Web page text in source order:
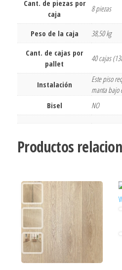
Cant. de piezas por
caja
8 piezas
Peso de la caja
38,50 kg
Cant. de cajas por
pallet
40 cajas
Instalación
Este piso
manta bajo
Bisel
NO
Productos